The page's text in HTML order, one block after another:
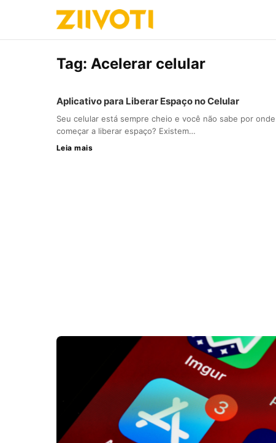
Tag: Acelerar celular
Aplicativo para Liberar Espaço no Celular
Seu celular está sempre cheio e você não sabe por onde
começar a liberar espaço? Existem…
Leia mais